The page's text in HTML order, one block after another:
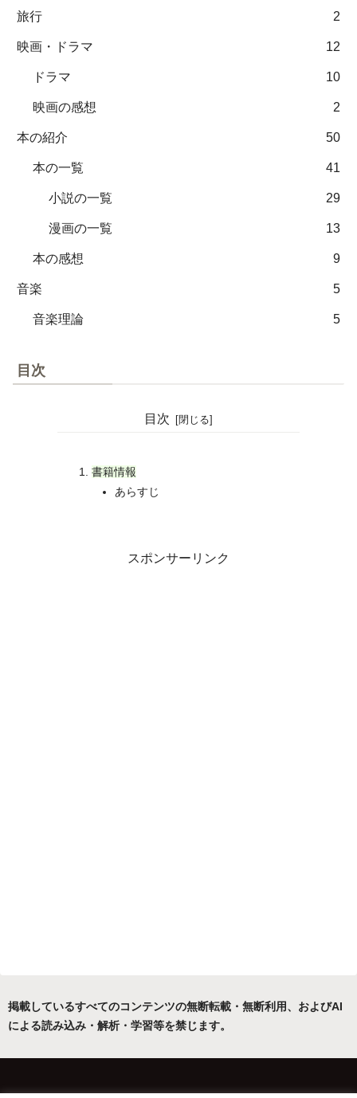
旅行 2
映画・ドラマ 12
ドラマ 10
映画の感想 2
本の紹介 50
本の一覧 41
小説の一覧 29
漫画の一覧 13
本の感想 9
音楽 5
音楽理論 5
目次
目次
書籍情報
あらすじ
スポンサーリンク
掲載しているすべてのコンテンツの無断転載・無断利用、およびAI
による読み込み・解析・学習等を禁じます。